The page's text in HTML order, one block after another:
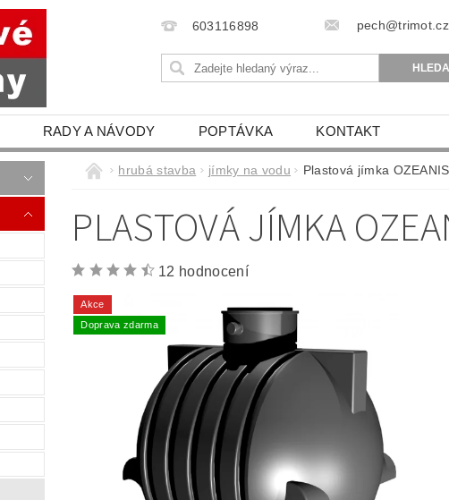
603116898 pech@trimot.cz
RADY A NÁVODY POPTÁVKA KONTAKT
hrubá stavba jímky na vodu Plastová jímka
PLASTOVÁ JÍMKA
12 hodnocení
Akce
Doprava zdarma